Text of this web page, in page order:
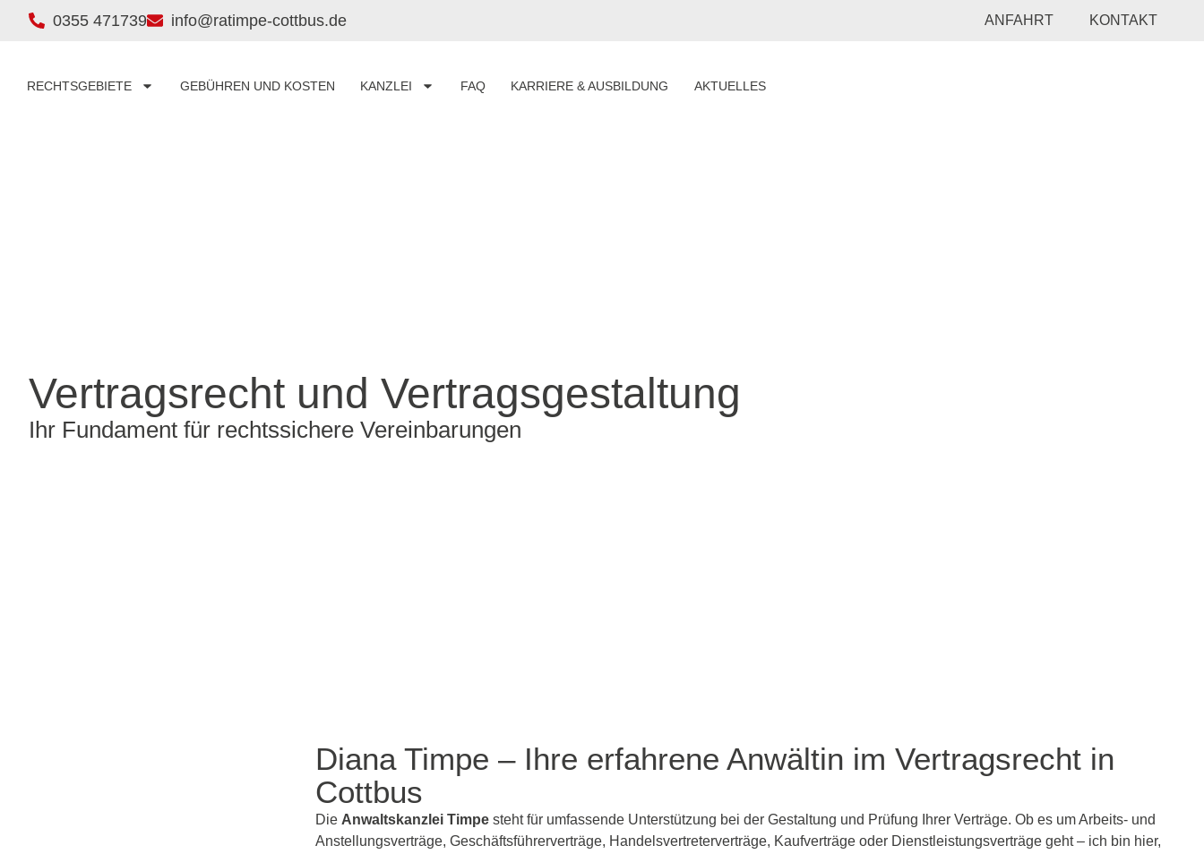
0355 471739 info@ratimpe-cottbus.de ANFAHRT KONTAKT
RECHTSGEBIETE GEBÜHREN UND KOSTEN KANZLEI FAQ KARRIERE & AUSBILDUNG AKTUELLES
Vertragsrecht und Vertragsgestaltung
Ihr Fundament für rechtssichere Vereinbarungen
Diana Timpe – Ihre erfahrene Anwältin im Vertragsrecht in
Cottbus
Die Anwaltskanzlei Timpe steht für umfassende Unterstützung bei der Gestaltung und Prüfung Ihrer Verträge. Ob es um Arbeits- und
Anstellungsverträge, Geschäftsführerverträge, Handelsvertreterverträge, Kaufverträge oder Dienstleistungsverträge geht – ich bin hier,